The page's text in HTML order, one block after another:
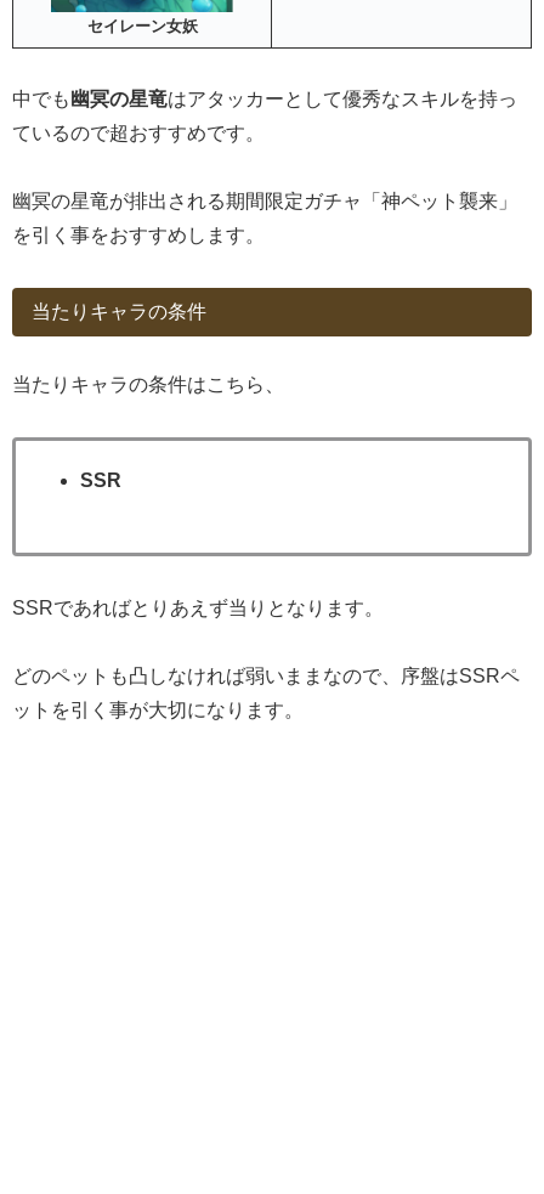
セイレーン女妖
中でも 幽冥の星竜はアタッカーとして優秀なスキルを持っ
ているので超おすすめです。
幽冥の星竜が排出される期間限定ガチャ「神ペット襲来」
を引く事をおすすめします。
当たりキャラの条件
当たりキャラの条件はこちら、
SSR
SSRであればとりあえず当りとなります。
どのペットも凸しなければ弱いままなので、序盤はSSRペ
ットを引く事が大切になります。